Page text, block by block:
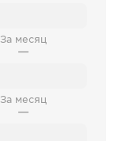
За месяц
—
За месяц
—